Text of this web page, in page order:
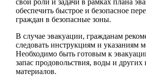
обеспечить быстрое и безопасное
граждан в безопасные зоны.
В случае эвакуации, гражданам
следовать инструкциям и указаниям
Необходимо быть готовым к
запас продовольствия, воды и
материалов.